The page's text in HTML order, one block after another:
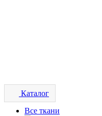
Каталог
Все ткани